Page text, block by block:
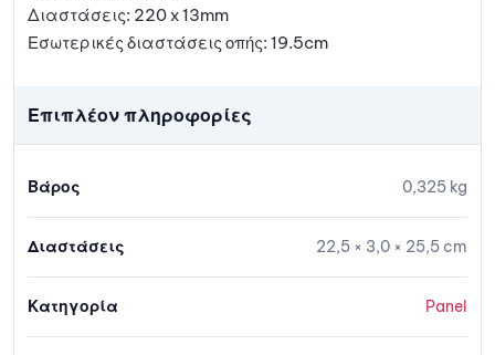
Διαστάσεις: 220 x 13mm
Εσωτερικές διαστάσεις οπής: 19.5cm
Επιπλέον πληροφορίες
Βάρος 0,325 kg
Διαστάσεις 22,5 × 3,0 × 25,5 cm
Κατηγορία Panel